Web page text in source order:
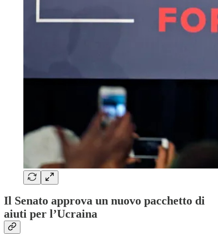
Il Senato approva un nuovo pacchetto di
aiuti per l’Ucraina